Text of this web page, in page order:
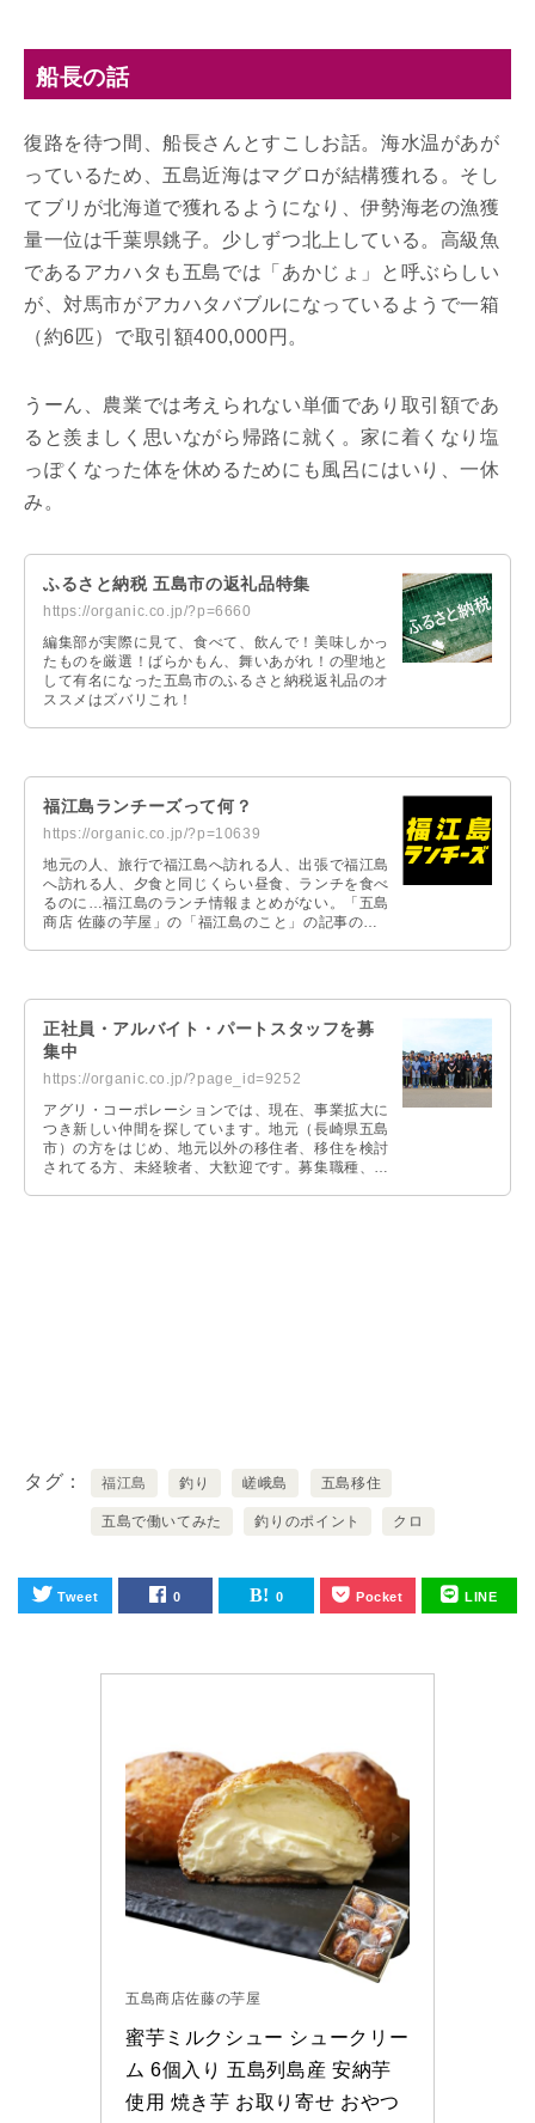
船長の話
復路を待つ間、船長さんとすこしお話。海水温があが
っているため、五島近海はマグロが結構獲れる。そし
てブリが北海道で獲れるようになり、伊勢海老の漁獲
量一位は千葉県銚子。少しずつ北上している。高級魚
であるアカハタも五島では「あかじょ」と呼ぶらしい
が、対馬市がアカハタバブルになっているようで一箱
（約6匹）で取引額400,000円。
うーん、農業では考えられない単価であり取引額であ
ると羨ましく思いながら帰路に就く。家に着くなり塩
っぽくなった体を休めるためにも風呂にはいり、一休
み。
ふるさと納税 五島市の返礼品特集
https://organic.co.jp/?p=6660
編集部が実際に見て、食べて、飲んで！美味しかっ
たものを厳選！ばらかもん、舞いあがれ！の聖地と
して有名になった五島市のふるさと納税返礼品のオ
ススメはズバリこれ！
福江島ランチーズって何？
https://organic.co.jp/?p=10639
地元の人、旅行で福江島へ訪れる人、出張で福江島
へ訪れる人、夕食と同じくらい昼食、ランチを食べ
るのに…福江島のランチ情報まとめがない。「五島
商店 佐藤の芋屋」の「福江島のこと」の記事の中
ズ」なのです。
正社員・アルバイト・パートスタッフを募
集中
https://organic.co.jp/?page_id=9252
アグリ・コーポレーションでは、現在、事業拡大に
つき新しい仲間を探しています。地元（長崎県五島
市）の方をはじめ、地元以外の移住者、移住を検討
されてる方、未経験者、大歓迎です。募集職種、ご
タグ 福江島 釣り 嵯峨島 五島移住
五島で働いてみた 釣りのポイント クロ
Tweet 0 0 Pocket LINE
五島商店佐藤の芋屋
蜜芋ミルクシュー シュークリー
ム 6個入り 五島列島産 安納芋
使用 焼き芋 お取り寄せ おやつ